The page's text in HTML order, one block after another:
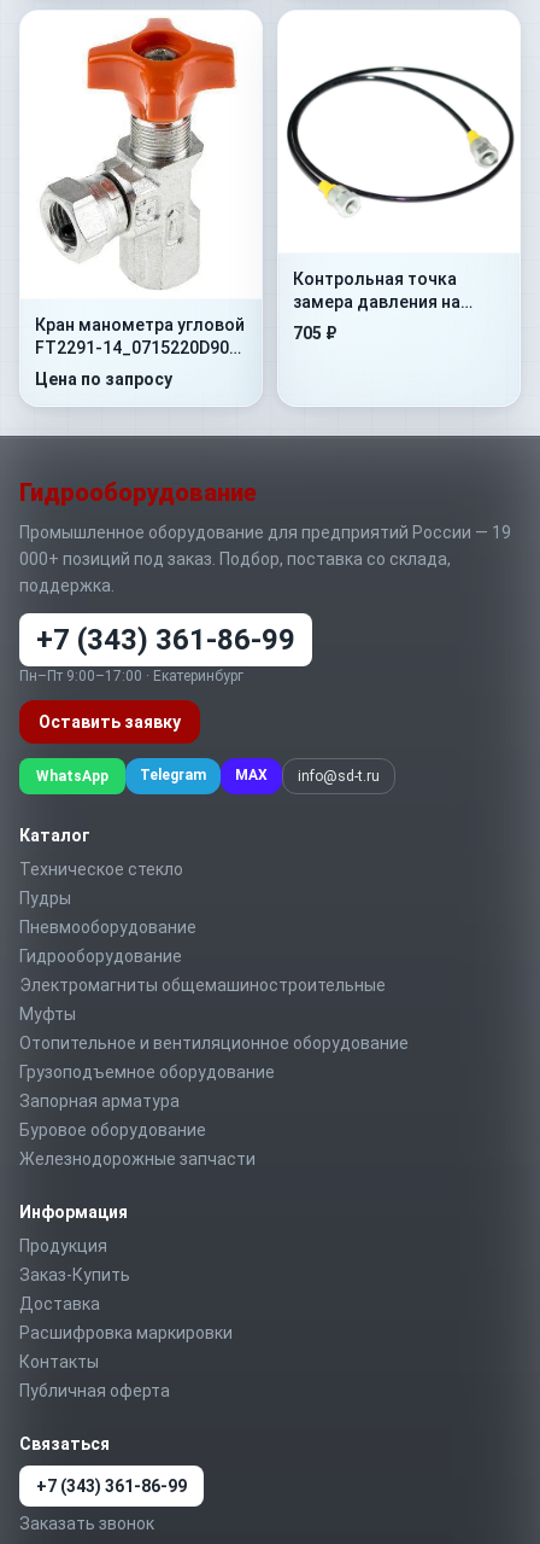
Кран манометра угловой
FT2291-14_0715220D90
400 Бар 1/4"NPT -60
Цена по запросу
Контрольная точка
замера давления на
гибком шланге Flex.
705 ₽
Гидрооборудование
Промышленное оборудование для предприятий России — 19
000+ позиций под заказ. Подбор, поставка со склада,
поддержка.
+7 (343) 361-86-99
Пн–Пт 9:00–17:00 · Екатеринбург
Оставить заявку
WhatsApp Telegram MAX info@sd-t.ru
Каталог
Техническое стекло
Пудры
Пневмооборудование
Гидрооборудование
Электромагниты общемашиностроительные
Муфты
Отопительное и вентиляционное оборудование
Грузоподъемное оборудование
Запорная арматура
Буровое оборудование
Железнодорожные запчасти
Информация
Продукция
Заказ-Купить
Доставка
Расшифровка маркировки
Контакты
Публичная оферта
Связаться
+7 (343) 361-86-99
Заказать звонок